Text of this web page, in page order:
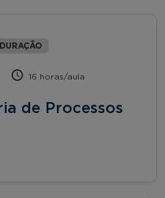
16 horas/aula
de Processos